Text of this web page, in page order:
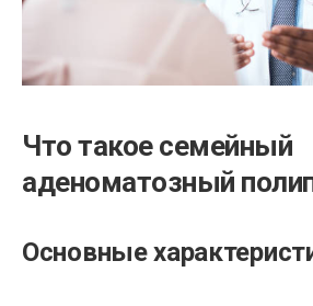
Что такое семейный
аденоматозный
Основные